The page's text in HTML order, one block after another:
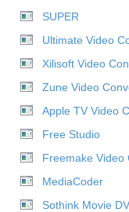
SUPER
Ultimate Video
Xilisoft Video
Zune Video
Apple TV Video
Free Studio
Freemake Video
MediaCoder
Sothink Movie